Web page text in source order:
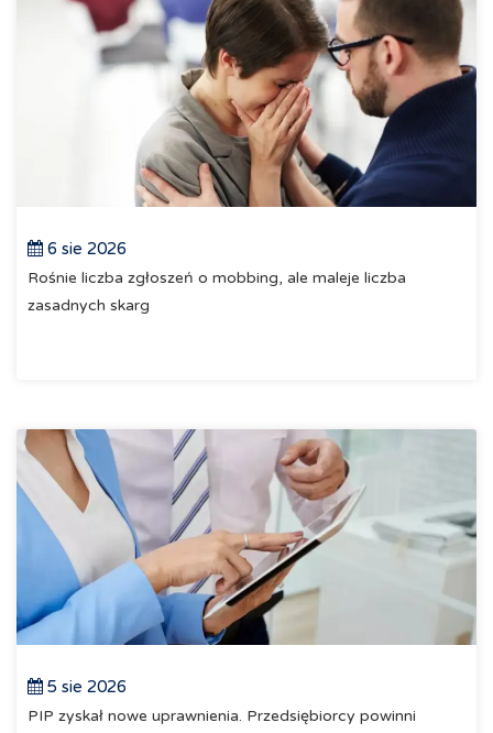
6 sie 2026
Rośnie liczba zgłoszeń o mobbing, ale maleje liczba
zasadnych skarg
5 sie 2026
PIP zyskał nowe uprawnienia. Przedsiębiorcy powinni